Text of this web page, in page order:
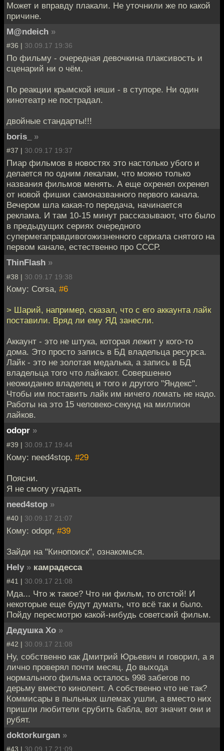
Может и вправду плакали. Не уточнили же по какой
причине.
M@ndeich »
#36 | 30.09.17 19:36
По фильму - очередная девочкина плаксивость и
сценарий ни о чём.
По реакции крымской няши - в ступоре. Ни один
кинотеатр не пострадал.
двойные стандарты!!!
boris_
»
#37 | 30.09.17 19:37
Пиар фильмов в новостях это настолько убого и
делается по одним лекалам, что можно только
названия фильмов менять. А еще охренел охренел
от новой фишки самоназванного первого канала.
Вечером шла какая-то передача, начинается
реклама. И там 10-15 минут рассказывают, что было
в предыдущих сериях очередного
супермегаправдивогожизненного сериала снятого на
первом канале, естественно про СССР.
ThinFlash »
#38 | 30.09.17 19:38
Кому: Corsa, #6
> Шарий, например, сказал, что с его аккаунта лайк
поставили. Вряд ли ему ЯД занесли.
Аккаунт - это не штука, которая лежит у кого-то
дома. Это просто запись в БД владельца ресурса.
Лайк - это не золотая медалька, а запись в БД
владельца того что лайкают. Совершенно
неожиданно владелец и того и другого "Яндекс".
Чтобы им поставить лайк им ничего ломать не надо.
Работы на это 15 человеко-секунд на миллион
лайков.
odopr »
#39 | 30.09.17 19:44
Кому: need4stop, #29
Поясни.
Я не смогу угадать
need4stop »
#40 | 30.09.17 21:07
Кому: odopr, #39
Зайди на "Кинопоиск", ознакомься.
Hely » камрадесса
#41 | 30.09.17 21:08
Мда... Что ж такое? Что ни фильм, то отстой! И
некоторые еще будут думать, что всё так и было.
Пойду пересмотрю какой-нибудь советский фильм.
Дедушка Хо »
#42 | 30.09.17 21:08
Ну, собственно как Дмитрий Юрьевич и говорил, а я
лично проверял почти месяц. До выхода
нормального фильма осталось 998 забегов по
дерьму вместо кинолент. А собственно что не так?
Коммисары в пыльных шлемах ушли, а вместо них
пришли любители срубить бабла, вот значит они и
рубят.
doktorkurgan »
#43 | 30.09.17 21:09